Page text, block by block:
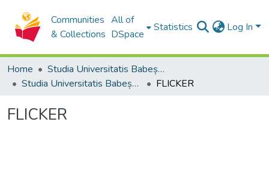
Communities
& Collections
All of
DSpace
Statistics Log In
Home
Studia Universitatis Babeș-Bolyai Collection
Studia Universitatis Babeș-Bolyai Philologia
FLICKER
FLICKER